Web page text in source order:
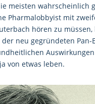
meisten wahrscheinlich
Pharmalobbyist mit
hören zu
neu gegründeten
von etwas leben.